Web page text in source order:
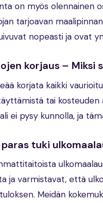
on myös olennainen
tarjoavan
nopeasti ja ovat
korjaus – Miksi
korjata kaikki
tai
ei pysy kunnolla, ja
tuki
ja varmistavat, että
Meidän